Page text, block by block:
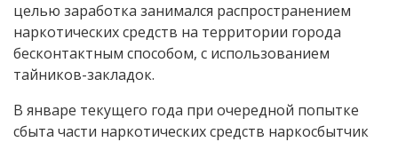
целью заработка занимался распространением
наркотических средств на территории города
бесконтактным способом, с использованием
тайников-закладок.
В январе текущего года при очередной попытке
сбыта части наркотических средств наркосбытчик